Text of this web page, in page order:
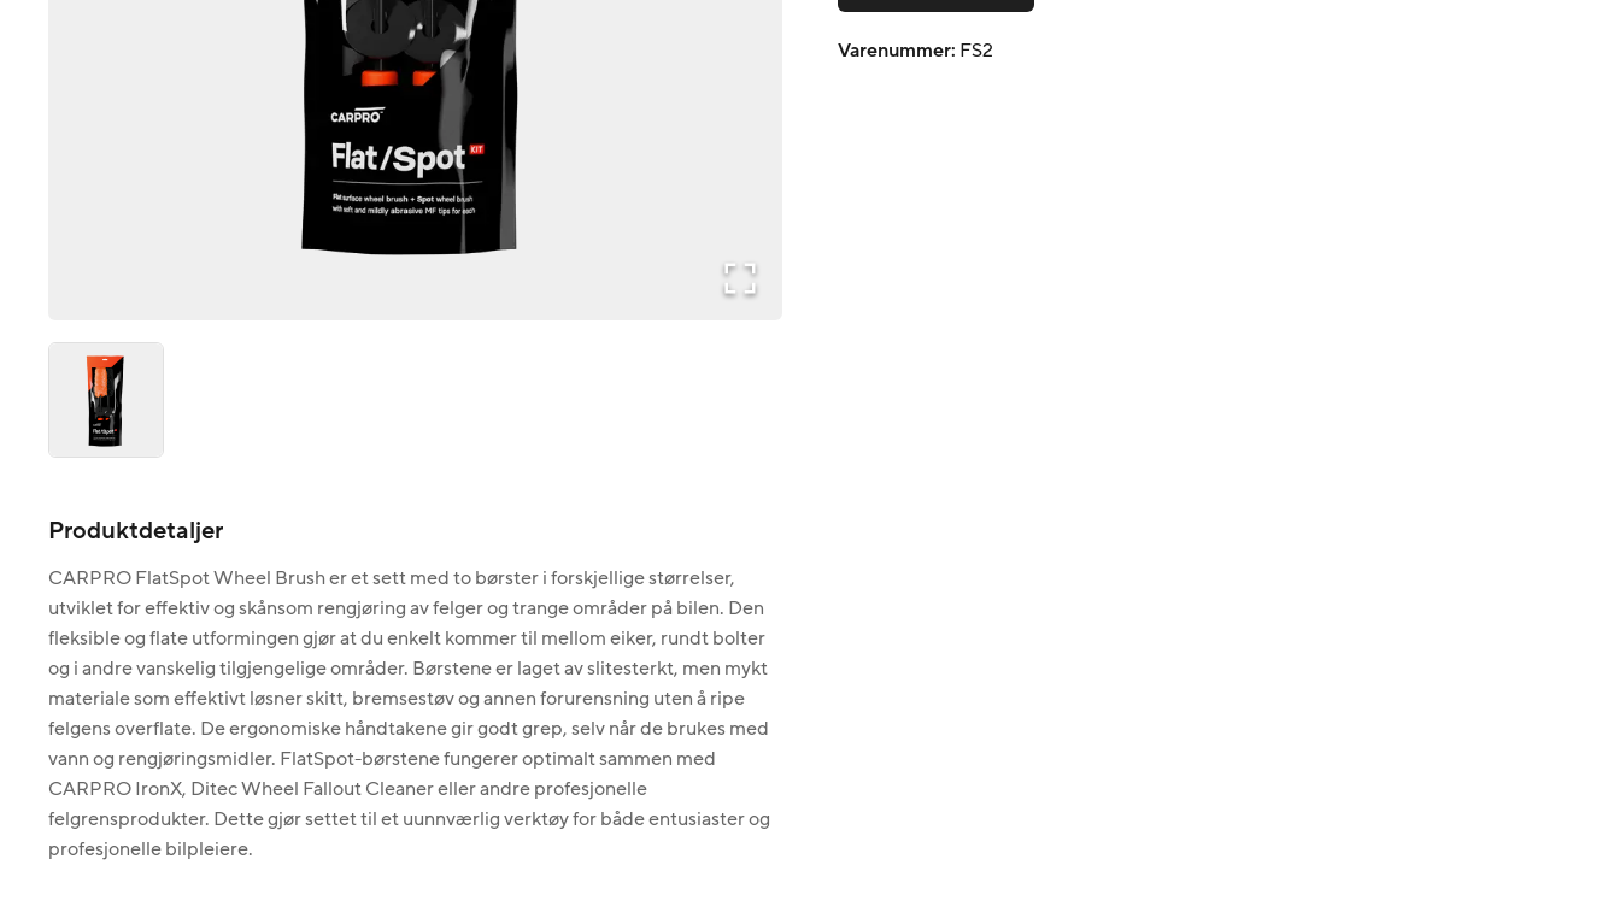
Varenummer: FS2
Produktdetaljer
CARPRO FlatSpot Wheel Brush er et sett med to børster i forskjellige størrelser,
utviklet for effektiv og skånsom rengjøring av felger og trange områder på bilen. Den
fleksible og flate utformingen gjør at du enkelt kommer til mellom eiker, rundt bolter
og i andre vanskelig tilgjengelige områder. Børstene er laget av slitesterkt, men mykt
materiale som effektivt løsner skitt, bremsestøv og annen forurensning uten å ripe
felgens overflate. De ergonomiske håndtakene gir godt grep, selv når de brukes med
vann og rengjøringsmidler. FlatSpot-børstene fungerer optimalt sammen med
CARPRO IronX, Ditec Wheel Fallout Cleaner eller andre profesjonelle
felgrensprodukter. Dette gjør settet til et uunnværlig verktøy for både entusiaster og
profesjonelle bilpleiere.